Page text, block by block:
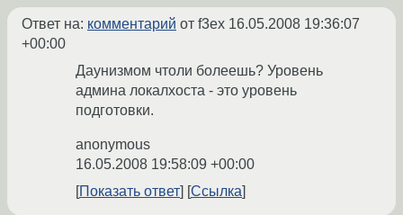
Ответ на: комментарий от f3ex 16.05.2008 19:36:07
+00:00
Даунизмом чтоли болеешь? Уровень
админа локалхоста - это уровень
подготовки.
anonymous
16.05.2008 19:58:09 +00:00
Показать ответ
Ссылка